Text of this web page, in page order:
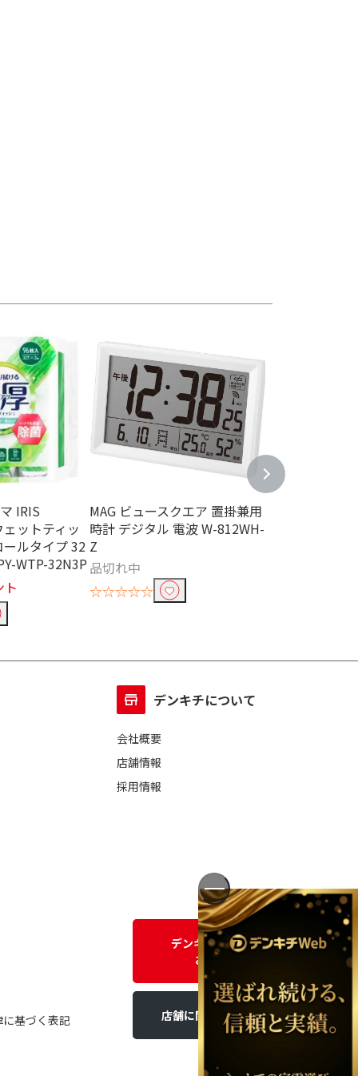
IRIS
ットティッ
ルタイプ 32
WTP-32N3P
ト
MAG ビュースクエア 置掛兼用
時計 デジタル 電波 W-812WH-
Z
品切れ中
☆☆☆☆☆
デンキチについて
会社概要
店舗情報
採用情報
基づく表記
デンキチWEBに関する
お問い合わせ
店舗に関するお問い合わせ